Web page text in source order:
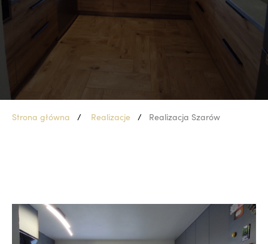
Strona główna Realizacje Realizacja Szarów